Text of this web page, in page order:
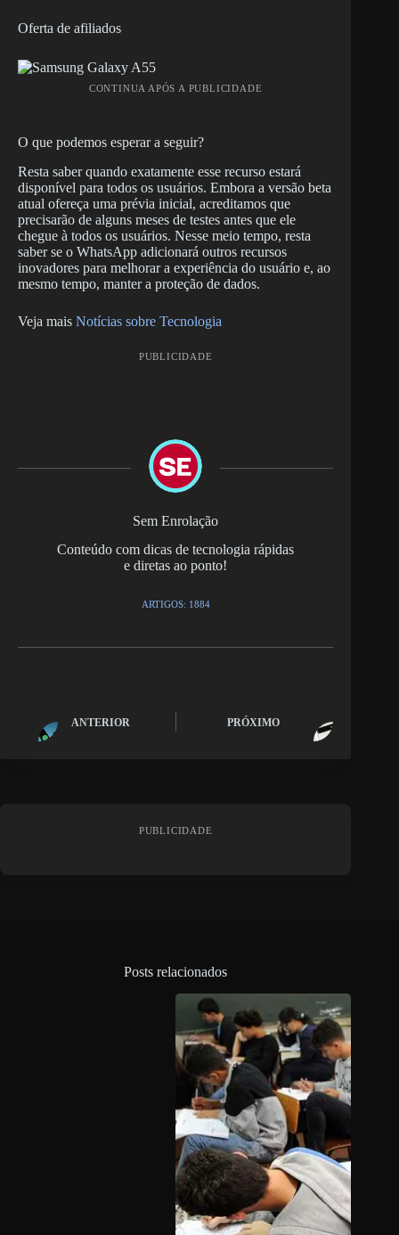
Oferta de afiliados
CONTINUA APÓS A PUBLICIDADE
O que podemos esperar a seguir?
Resta saber quando exatamente esse recurso estará
disponível para todos os usuários. Embora a versão beta
atual ofereça uma prévia inicial, acreditamos que
precisarão de alguns meses de testes antes que ele
chegue à todos os usuários. Nesse meio tempo, resta
saber se o WhatsApp adicionará outros recursos
inovadores para melhorar a experiência do usuário e, ao
mesmo tempo, manter a proteção de dados.
Veja mais Notícias sobre Tecnologia
PUBLICIDADE
Sem Enrolação
Conteúdo com dicas de tecnologia rápidas
e diretas ao ponto!
ARTIGOS: 1884
ANTERIOR PRÓXIMO
PUBLICIDADE
Posts relacionados